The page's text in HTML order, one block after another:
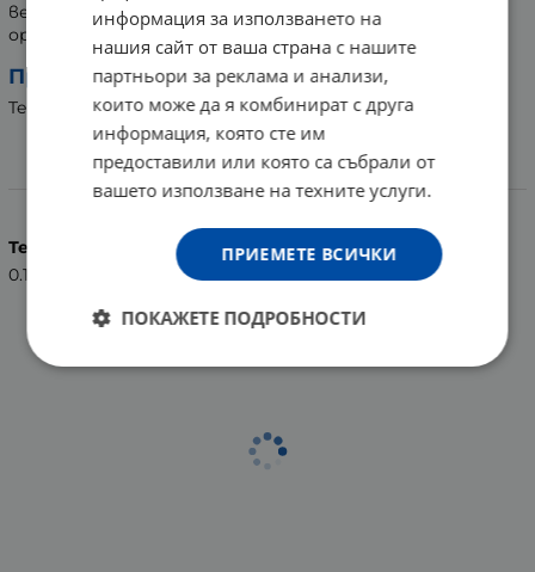
венците си чисти и здрави, докато носите
ортодонтски апарати.
Производител:
TePe Munhygienprodukter AB, Швеция
Характеристики
Тегло (кг.)
0.15
информация за използването на
нашия сайт от ваша страна с нашите
партньори за реклама и анализи,
които може да я комбинират с друга
информация, която сте им
предоставили или която са събрали от
вашето използване на техните услуги.
ПРИЕМЕТЕ ВСИЧКИ
ПОКАЖЕТЕ ПОДРОБНОСТИ